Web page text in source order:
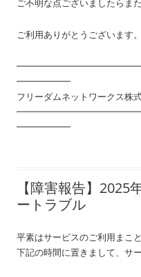
ご不明な点ございましたらま
ご利用ありがとうございます。
━━━━━━
フリーダムネットワークス株
━━━━━━
【障害報告】2025
ートラブル
平素はサービスのご利用まこ
下記の時間に置きまして、サ